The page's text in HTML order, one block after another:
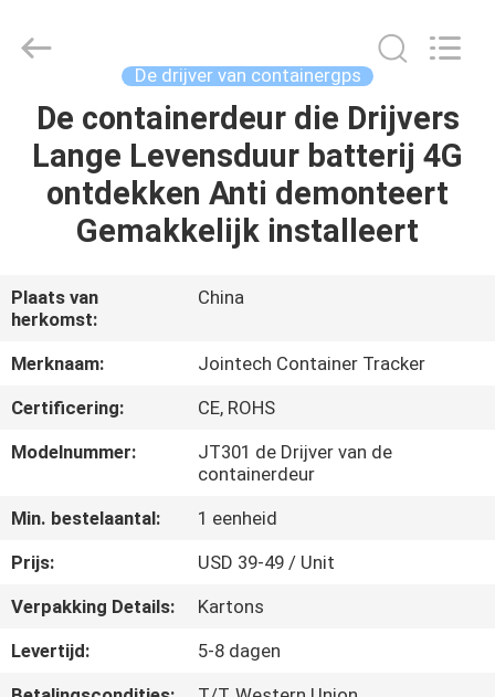
HUIS
PRODUCTEN
SHOW
ONGEVEER
ONS
FABRIEKSREIS
KWALITEITSCONTROLE
CONTACTEER
ONS
Technology
Reserved.
De drijver van containergps
De containerdeur die Drijvers
Lange Levensduur batterij 4G
ontdekken Anti demonteert
Gemakkelijk installeert
Plaats van
herkomst:
China
Merknaam:
Jointech Container Tracker
Certificering:
CE, ROHS
Modelnummer:
JT301 de Drijver van de
containerdeur
Min. bestelaantal:
1 eenheid
Prijs:
USD 39-49 / Unit
Verpakking Details:
Kartons
Levertijd:
5-8 dagen